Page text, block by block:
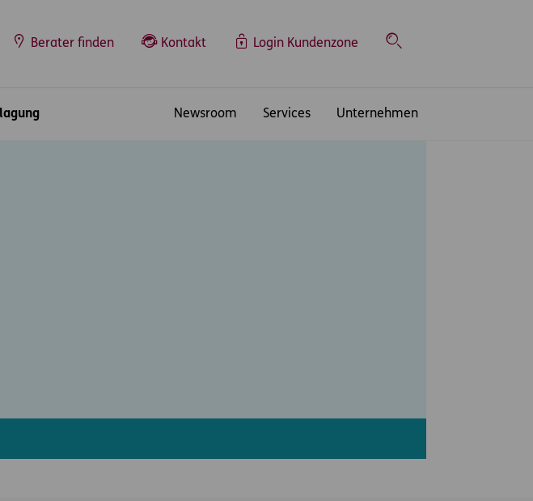
Berater finden Kontakt Login Kundenzone
Suche
Newsroom Services Unternehmen